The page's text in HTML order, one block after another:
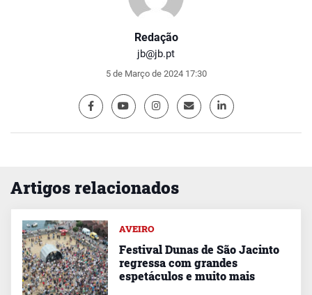
Redação
jb@jb.pt
5 de Março de 2024 17:30
Artigos relacionados
AVEIRO
Festival Dunas de São Jacinto
regressa com grandes
espetáculos e muito mais